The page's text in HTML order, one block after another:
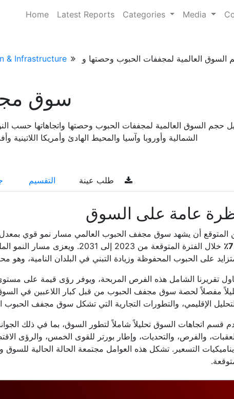
Home Latest Reports Categories Media
& Infrastructure
سوق
حجم السوق العالمية لمجففات الحبوب وحصتها واتجاهاتها حسب
الشمالية وأوروبا وآسيا والمحيط الهادئ وأمريكا اللاتينية وأفريقيا)
التقسيم
عامة على السوق
المتوقع أن يشهد سوق مجفف الحبوب العالمي مسار نمو قوي بمعدل
خلال الفترة المتوقعة من 2023 إلى
على الحبوب المحفوظة وزيادة التبني في البلدان النامية،
تقريرنا الشامل هذه الفرص المربحة، ويوفر رؤى قيمة على مستوى
مفصلاً لحصة سوق مجفف الحبوب من قبل كبار اللاعبين في
الإقليمي، والتطورات التجارية التي تشكل سوق مجفف الحبوب
قسم اتجاهات السوق تحليلاً شاملاً لتطور السوق، بما في ذلك
والفرص، والتحديات، وإطار بورتر للقوى الخمس، والرؤى
التسعير. تشكل هذه العوامل مجتمعة الحالة الحالية للسوق